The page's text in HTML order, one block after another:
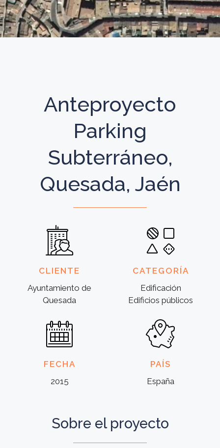
Anteproyecto
Parking
Subterráneo,
Quesada, Jaén
CLIENTE
Ayuntamiento de
Quesada
CATEGORÍA
Edificación
Edificios públicos
FECHA
2015
PAÍS
España
Sobre el proyecto